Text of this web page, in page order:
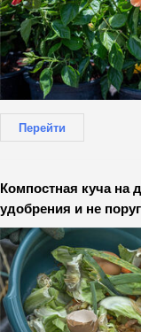
Перейти
Компостная куча на
удобрения и не